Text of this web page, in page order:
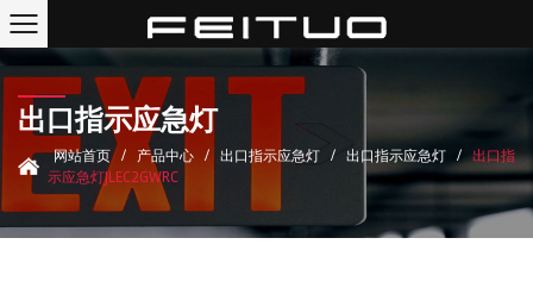
出口指示应急灯
网站首页 / 产品中心 / 出口指示应急灯 / 出口指示应急灯 / 出口指
示应急灯JLEC2GWRC